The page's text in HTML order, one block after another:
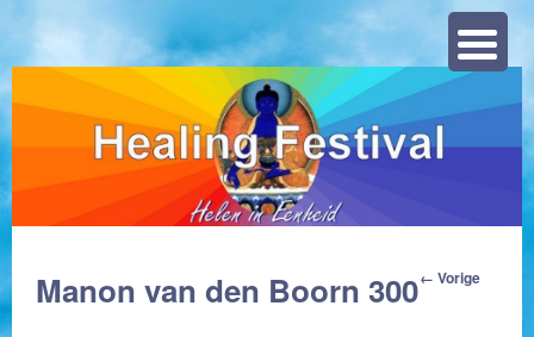
← Vorige
Manon van den Boorn 300